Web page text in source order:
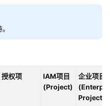
授权项
IAM项目
(Project)
企业项目
Project)